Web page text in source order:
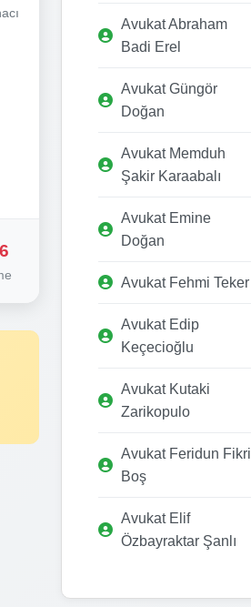
Avukat Abraham
Badi Erel
Avukat Güngör
Doğan
Avukat Memduh
Şakir Karaabalı
Avukat Emine
Doğan
Avukat Fehmi Teker
Avukat Edip
Keçecioğlu
Avukat Kutaki
Zarikopulo
Avukat Feridun Fikri
Boş
Avukat Elif
Özbayraktar Şanlı